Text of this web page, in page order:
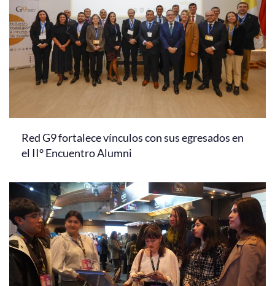
Red G9 fortalece vínculos con sus egresados en
el II° Encuentro Alumni